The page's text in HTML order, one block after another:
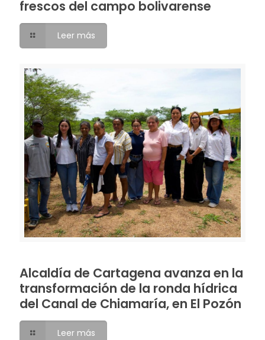
frescos del campo bolivarense
Leer más
Alcaldía de Cartagena avanza en la
transformación de la ronda hídrica
del Canal de Chiamaría, en El Pozón
Leer más